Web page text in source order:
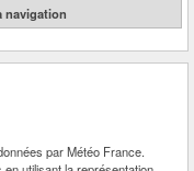
navigation
par Météo France.